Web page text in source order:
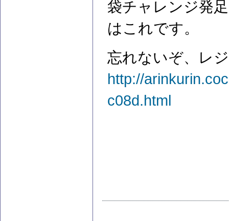
袋チャレンジ発
はこれです。
忘れないぞ、レ
http://
c08d.html